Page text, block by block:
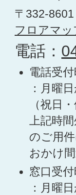
〒332-
フロアマッ
電話：
電話受付
：月曜
（祝日
上記時
のご用
おかけ
窓口受付
：月曜